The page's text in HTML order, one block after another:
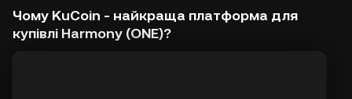
Чому KuCoin - найкраща платформа для
купівлі Harmony (ONE)?